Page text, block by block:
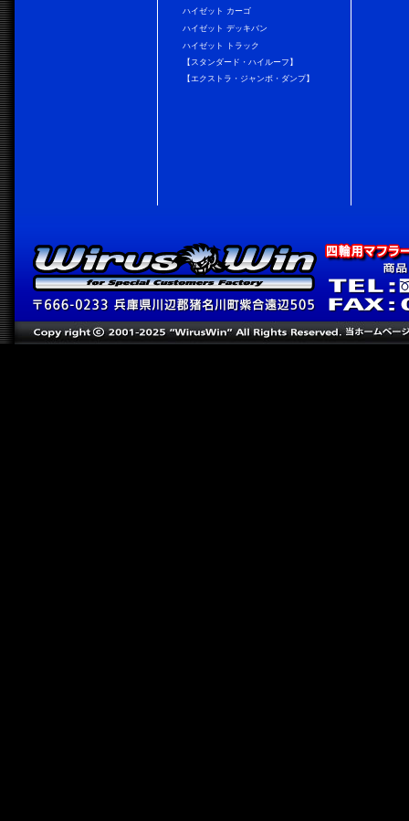
ハイゼット カーゴ
ハイゼット デッキバン
ハイゼット トラック
【スタンダード・ハイルーフ】
【エクストラ・ジャンボ・ダンプ】